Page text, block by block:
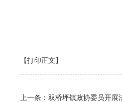
【打印正文】
上一条： 双桥坪镇政协委员开展